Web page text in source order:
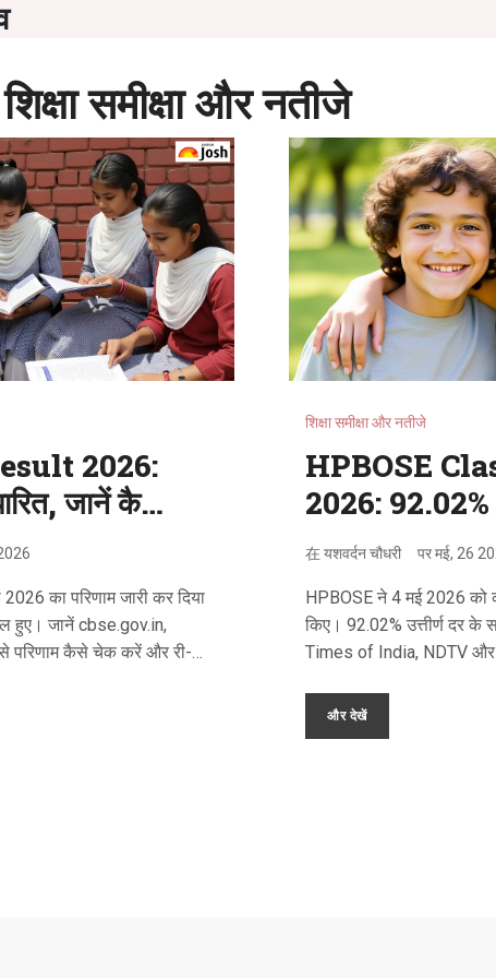
समीक्षा और नतीजे
2026:
जानें कैसे
2026 का परिणाम जारी कर दिया
हुए। जानें cbse.gov.in,
परिणाम कैसे चेक करें और री-
शिक्षा समीक्षा और नतीजे
HPBOSE
2026:
Declared
在यशवर्दन चौधरी परमई, 26
HPBOSE ने 4 मई 2026 को
किए। 92.02% उत्तीर्ण दर के
Times of India, NDTV
और देखें